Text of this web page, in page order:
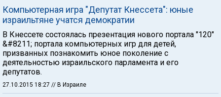
Компьютерная игра "Депутат Кнессета": юные
израильтяне учатся демократии
В Кнессете состоялась презентация нового портала "120"
&#8211; портала компьютерных игр для детей,
призванных познакомить юное поколение с
деятельностью израильского парламента и его
депутатов.
27.10.2015 18:27 // В Израиле